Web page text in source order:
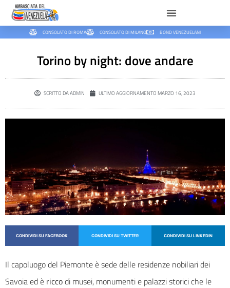
CONSOLATO DI ROMA CONSOLATO DI MILANO BOND VENEZUELANI
Torino by night: dove andare
SCRITTO DAADMIN ULTIMO AGGIORNAMENTO MARZO 16, 2023
CONDIVIDI SU FACEBOOK CONDIVIDI SU TWITTER CONDIVIDI SU LINKEDIN
Il capoluogo del Piemonte è sede delle residenze nobiliari dei
Savoia ed è riccodi musei, monumenti e palazzi storici che le